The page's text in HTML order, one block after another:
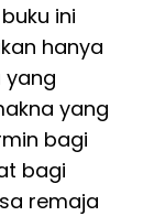
ini
hanya
yang
yang
bagi
bagi
remaja